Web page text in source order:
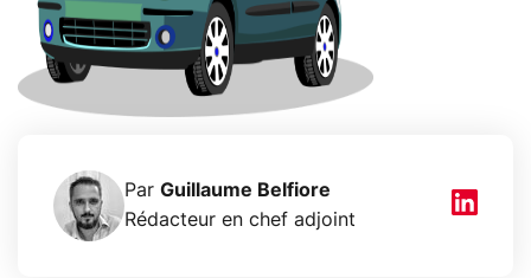
Par Guillaume Belfiore
Rédacteur en chef adjoint